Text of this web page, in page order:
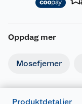
Oppdag mer
Mosefjerner
Produktdetaljer